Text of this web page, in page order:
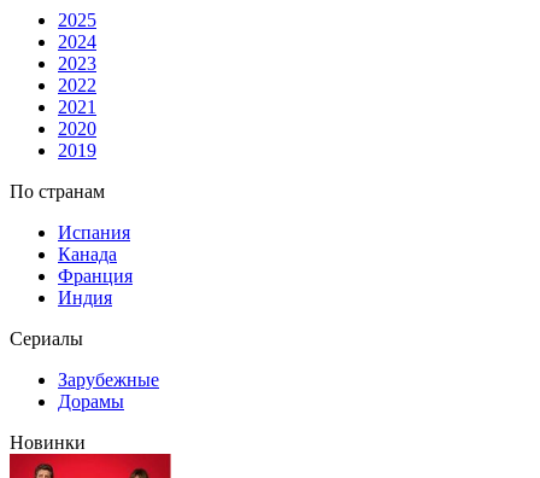
2025
2024
2023
2022
2021
2020
2019
По странам
Испания
Канада
Франция
Индия
Сериалы
Зарубежные
Дорамы
Новинки